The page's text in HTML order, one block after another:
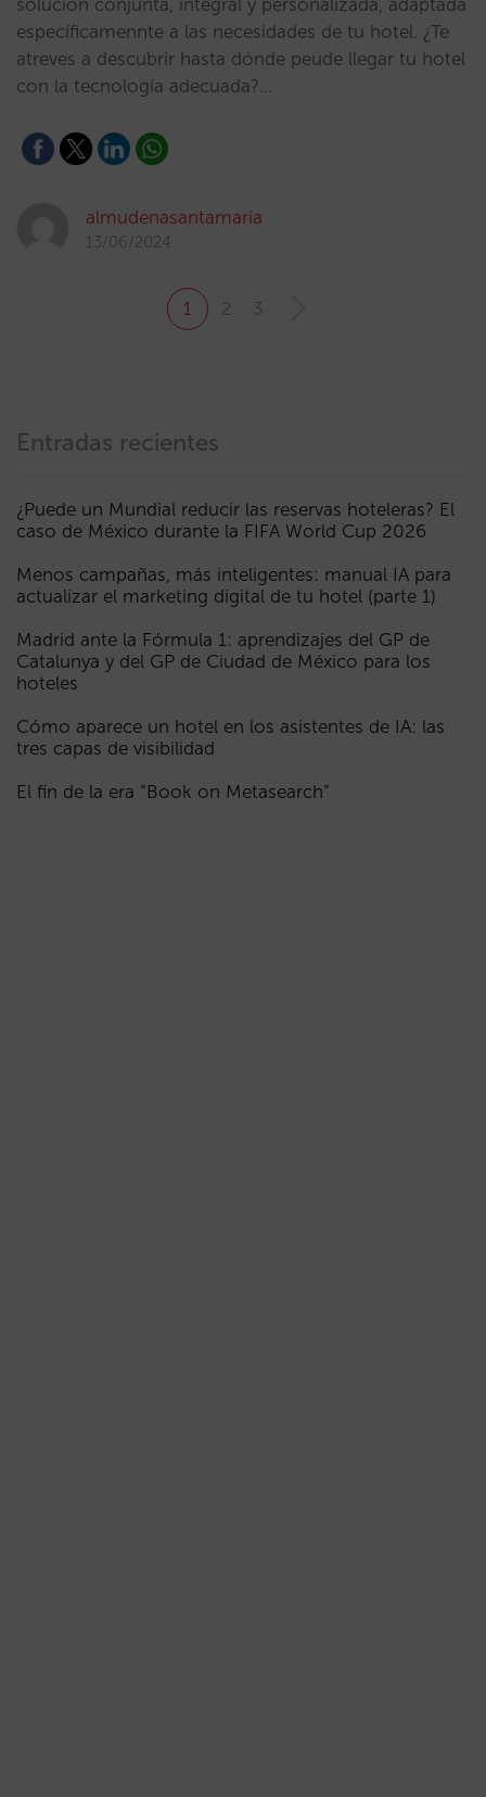
solución conjunta, integral y personalizada, adaptada
específicamennte a las necesidades de tu hotel. ¿Te
atreves a descubrir hasta dónde peude llegar tu hotel
con la tecnología adecuada?…
almudenasantamaria
13/06/2024
1 2 3
Entradas recientes
¿Puede un Mundial reducir las reservas hoteleras? El
caso de México durante la FIFA World Cup 2026
Menos campañas, más inteligentes: manual IA para
actualizar el marketing digital de tu hotel (parte 1)
Madrid ante la Fórmula 1: aprendizajes del GP de
Catalunya y del GP de Ciudad de México para los
hoteles
Cómo aparece un hotel en los asistentes de IA: las
tres capas de visibilidad
El fin de la era “Book on Metasearch”